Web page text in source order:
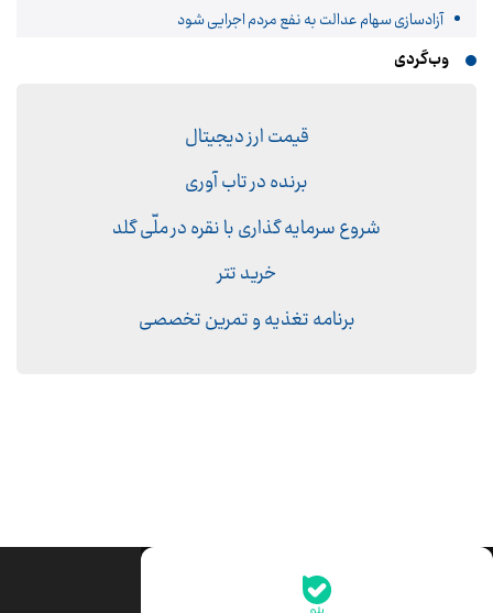
آزادسازی سهام عدالت به نفع مردم اجرایی شود
وب‌گردی
قیمت ارز دیجیتال
برنده در تاب آوری
شروع سرمایه گذاری با نقره در ملّی گلد
خرید تتر
برنامه تغذیه و تمرین تخصصی
جدیدترین قیمت‌ها